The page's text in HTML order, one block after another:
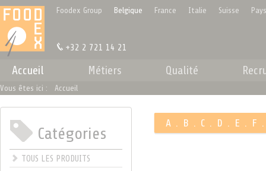
Foodex Group Belgique France Italie Suisse
+32 2 721 14 21
Accueil Métiers Qualité
Vous êtes ici : Accueil
Catégories
TOUS LES PRODUITS
A . B . C . D . E . F
.
Panneau de gestion des cookies